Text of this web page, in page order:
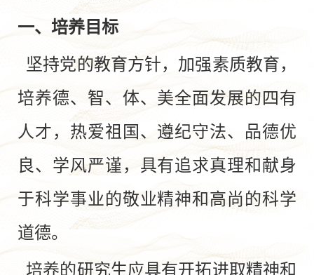
一、培养目标
坚持党的教育方针，加强素质教育，
培养德、智、体、美全面发展的四有
人才，热爱祖国、遵纪守法、品德优
良、学风严谨，具有追求真理和献身
于科学事业的敬业精神和高尚的科学
道德。
培养的研究生应具有开拓进取精神和